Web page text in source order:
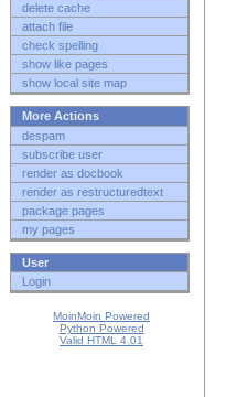
delete cache
attach file
check spelling
show like pages
show local site map
More Actions
despam
subscribe user
render as docbook
render as restructuredtext
package pages
my pages
User
Login
MoinMoin Powered
Python Powered
Valid HTML 4.01